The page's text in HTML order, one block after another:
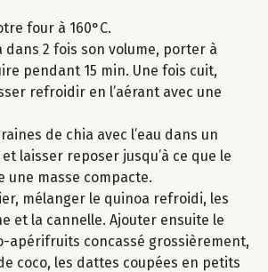
four à 160°C.
dans 2 fois son volume, porter à
pendant 15 min. Une fois cuit,
refroidir en l’aérant avec une
de chia avec l’eau dans un
laisser reposer jusqu’à ce que le
une masse compacte.
mélanger le quinoa refroidi, les
et la cannelle. Ajouter ensuite le
apérifruits concassé grossièrement,
coco, les dattes coupées en petits